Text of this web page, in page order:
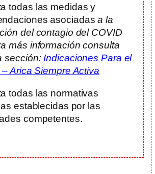
todas las medidas y
asociadasa la
del contagio del COVID
más información consulta
sección: Indicaciones Para el
Arica Siempre Activa
todas las normativas
establecidas por las
competentes.